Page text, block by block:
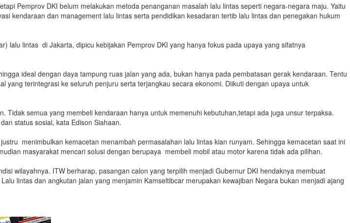
Pemprov DKI belum melakukan metoda penanganan masalah lalu lintas seperti negara-negara maju. Yaitu
kendaraan dan management lalu lintas serta pendidikan kesadaran tertib lalu lintas dan penegakan hukum
lalu lintas di Jakarta, dipicu kebijakan Pemprov DKI yang hanya fokus pada upaya yang sifatnya
ideal dengan daya tampung ruas jalan yang ada, bukan hanya pada pembatasan gerak kendaraan. Tentu
terintegrasi ke seluruh penjuru serta terjangkau secara ekonomi. Diikuti dengan upaya untuk
semua yang membeli kendaraan hanya untuk memenuhi kebutuhan,tetapi ada juga unsur terpaksa.
status sosial, kata Edison Siahaan.
menimbulkan kemacetan menambah permasalahan lalu lintas kian runyam. Sehingga kemacetan saat ini
masyarakat mencari solusi dengan berupaya membeli mobil atau motor karena tidak ada pilihan.
wilayahnya. ITW berharap, pasangan calon yang terpilih menjadi Gubernur DKI hendaknya membuat
lintas dan angkutan jalan yang menjamin Kamseltibcar merupakan kewajiban Negara bukan menjadi ajang